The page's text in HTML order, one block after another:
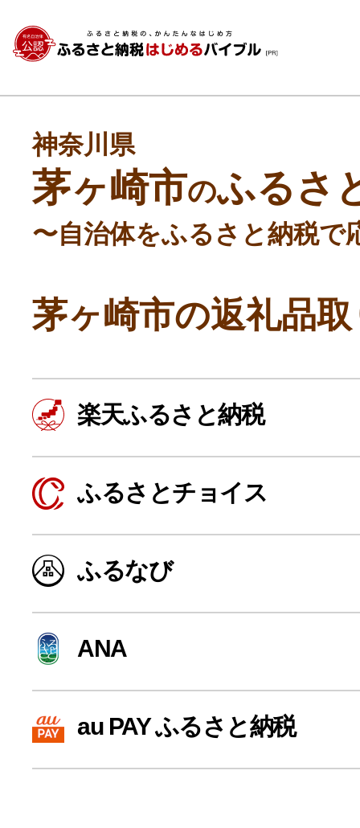
よく見られている返礼品
ふるさと納税徹底比較
寄付上限額シミュレーション
神奈川県
茅ヶ崎市のふるさ
〜自治体をふるさと納税で
茅ヶ崎市の返礼品
楽天ふるさと納税
ふるさとチョイス
ふるなび
ANA
au PAY ふるさと納税